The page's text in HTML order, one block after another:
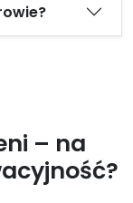
– na